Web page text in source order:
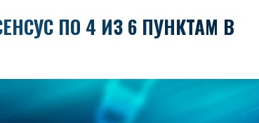
ПО 4 ИЗ 6 ПУНКТАМ В